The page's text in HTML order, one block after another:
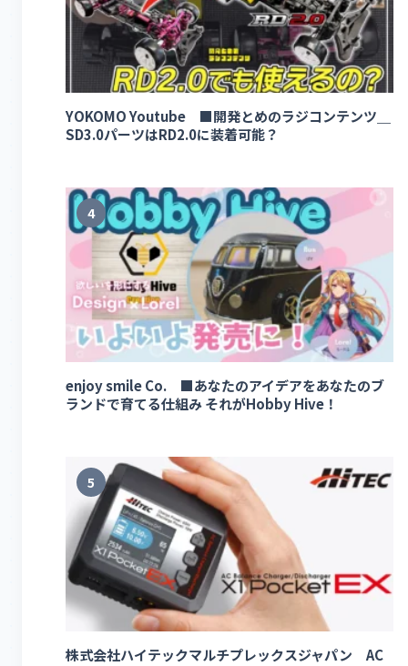
YOKOMO Youtube ■開発とめのラジコンテンツ＿
SD3.0パーツはRD2.0に装着可能？
4
enjoy smile Co. ■あなたのアイデアをあなたのブ
ランドで育てる仕組み それがHobby Hive！
5
株式会社ハイテックマルチプレックスジャパン AC